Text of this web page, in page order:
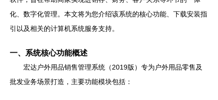
化、数字化管理。本文将为您介绍该系统的核心功能、下载安装指
引以及相关的计算机系统服务支持。
一、系统核心功能概述
宏达户外用品销售管理系统（2019版）专为户外用品零售及
批发业务场景打造，主要功能模块包括：